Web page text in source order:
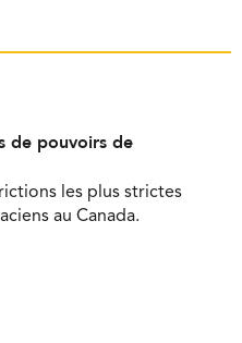
de pouvoirs de
les plus strictes
au Canada.